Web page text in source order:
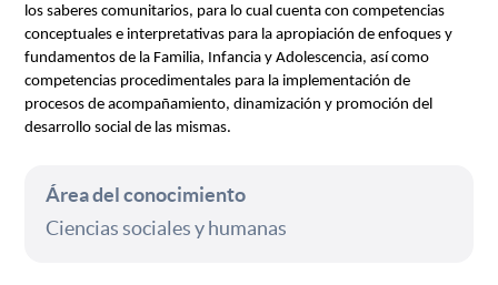
los saberes comunitarios, para lo cual cuenta con competencias
conceptuales e interpretativas para la apropiación de enfoques y
fundamentos de la Familia, Infancia y Adolescencia, así como
competencias procedimentales para la implementación de
procesos de acompañamiento, dinamización y promoción del
desarrollo social de las mismas.
Área del conocimiento
Ciencias sociales y humanas